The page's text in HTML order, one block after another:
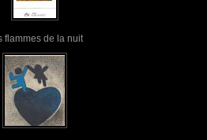
flammes de la nuit